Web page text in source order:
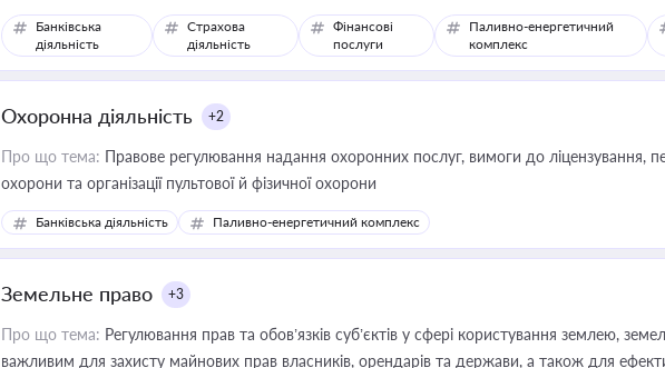
Банківська
діяльність
Страхова
діяльність
Фінансові
послуги
Паливно-енергетичний
комплекс
Охоронна діяльність +2
Про що тема: Правове регулювання надання охоронних послуг, вимоги до ліцензування,
охорони та організації пультової й фізичної охорони
Банківська діяльність Паливно-енергетичний комплекс
Земельне право +3
Про що тема: Регулювання прав та обов’язків суб’єктів у сфері користування землею,
важливим для захисту майнових прав власників, орендарів та держави, а також для